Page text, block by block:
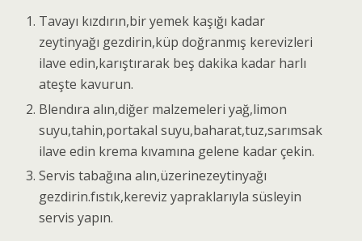
Tavayı kızdırın,bir yemek kaşığı kadar
zeytinyağı gezdirin,küp doğranmış kerevizleri
ilave edin,karıştırarak beş dakika kadar harlı
ateşte kavurun.
Blendıra alın,diğer malzemeleri yağ,limon
suyu,tahin,portakal suyu,baharat,tuz,sarımsak
ilave edin krema kıvamına gelene kadar çekin.
Servis tabağına alın,üzerinezeytinyağı
gezdirin.fıstık,kereviz yapraklarıyla süsleyin
servis yapın.